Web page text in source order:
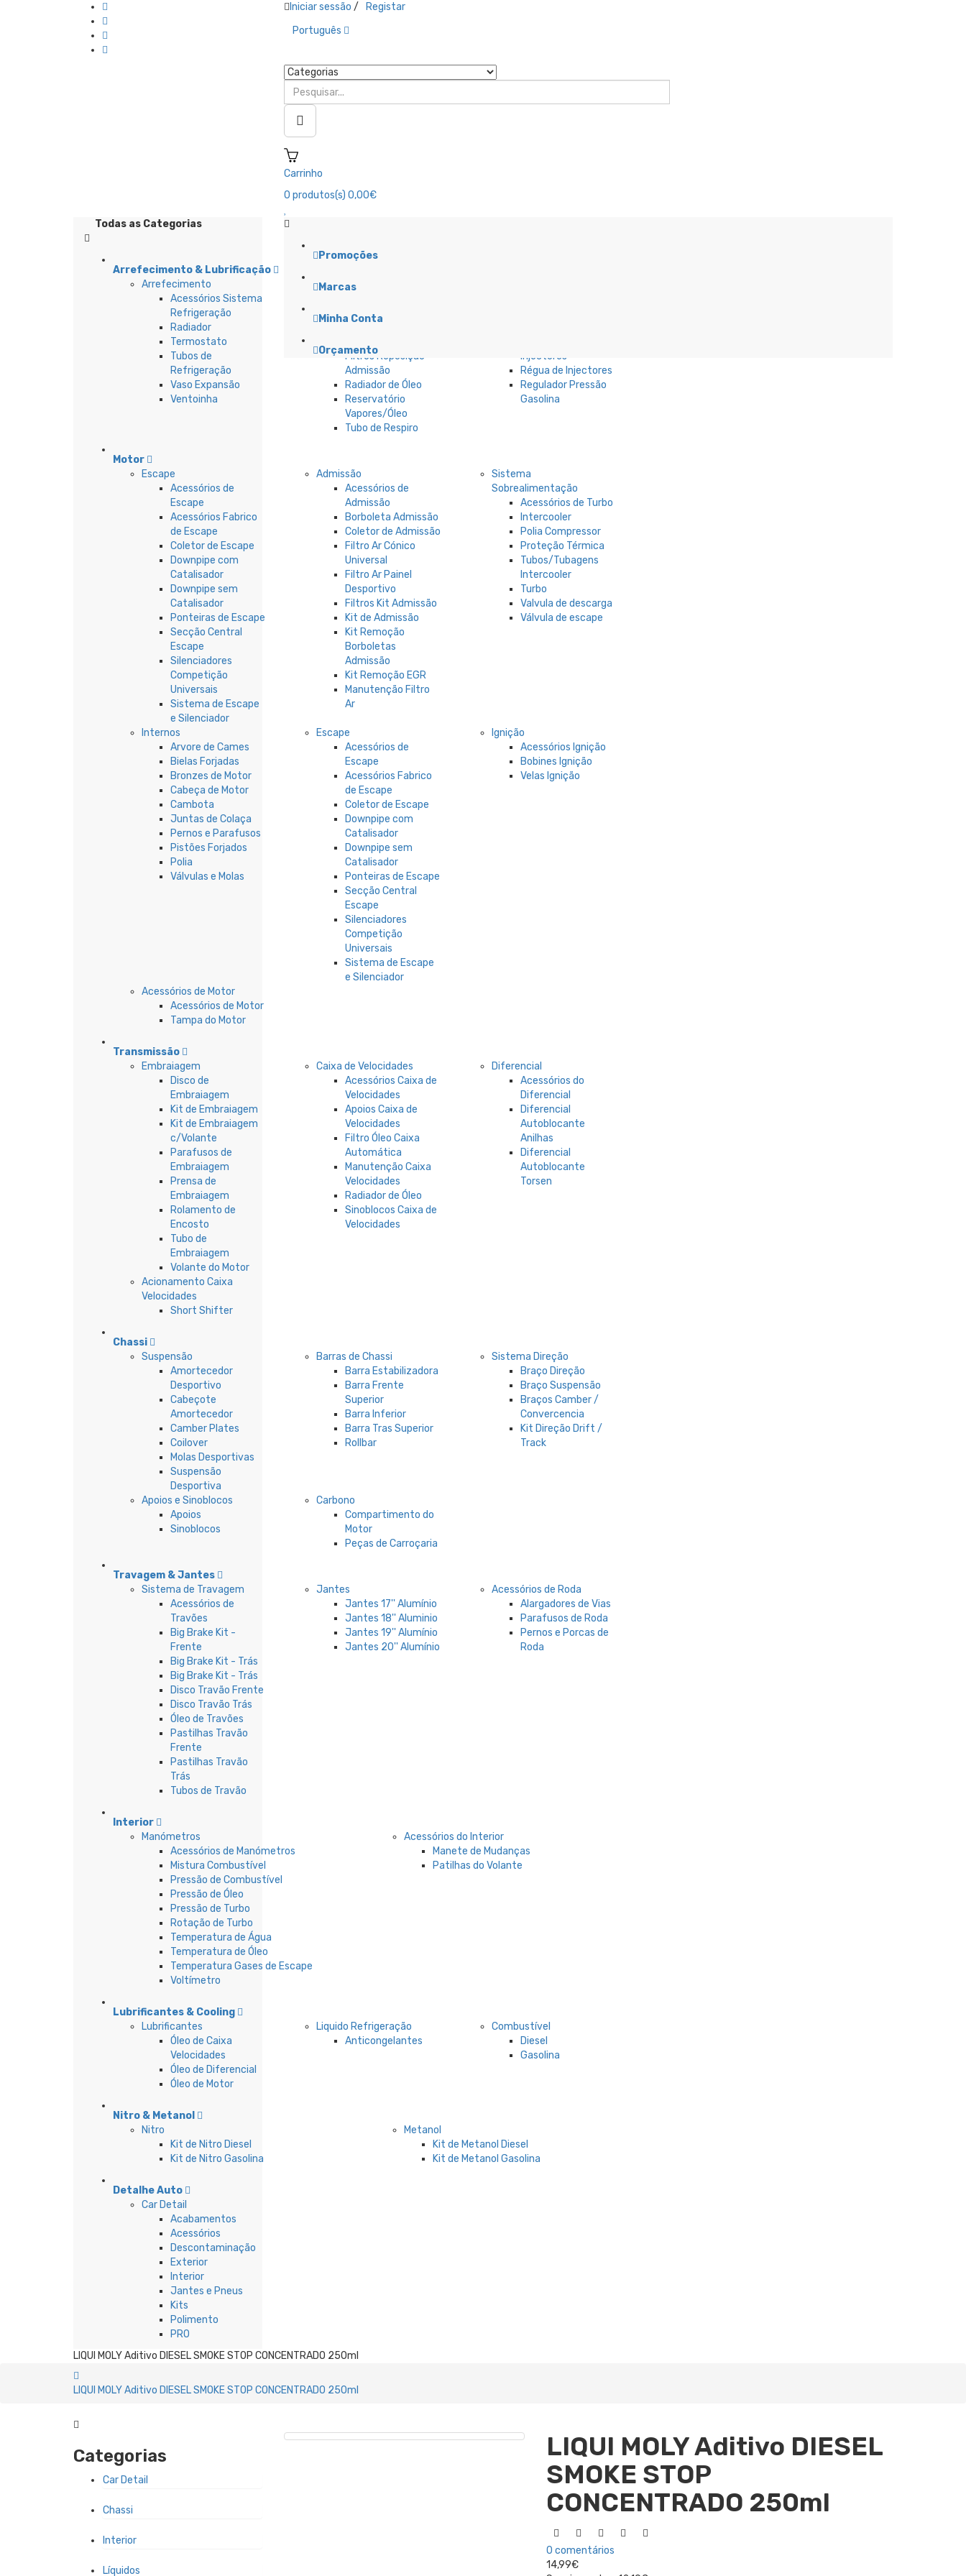
Iniciar sessão /
Registar
Português
Carrinho
0 produtos(s) 0,00€
Todas as Categorias
Arrefecimento & Lubrificação
Arrefecimento
Acessórios Sistema
Refrigeração
Radiador
Termostato
Tubos de
Refrigeração
Vaso Expansão
Ventoinha
Lubrificação
Óleo
Filtros Reposição
Admissão
Radiador de Óleo
Reservatório
Vapores/Óleo
Tubo de Respiro
Injectores
Régua de Injectores
Regulador Pressão
Gasolina
Motor
Escape
Acessórios de
Escape
Acessórios Fabrico
de Escape
Coletor de Escape
Downpipe com
Catalisador
Downpipe sem
Catalisador
Ponteiras de Escape
Secção Central
Escape
Silenciadores
Competição
Universais
Sistema de Escape
e Silenciador
Admissão
Acessórios de
Admissão
Borboleta Admissão
Coletor de Admissão
Filtro Ar Cónico
Universal
Filtro Ar Painel
Desportivo
Filtros Kit Admissão
Kit de Admissão
Kit Remoção
Borboletas
Admissão
Kit Remoção EGR
Manutenção Filtro
Ar
Sistema
Sobrealimentação
Acessórios de Turbo
Intercooler
Polia Compressor
Proteção Térmica
Tubos/Tubagens
Intercooler
Turbo
Valvula de descarga
Válvula de escape
Internos
Arvore de Cames
Bielas Forjadas
Bronzes de Motor
Cabeça de Motor
Cambota
Juntas de Colaça
Pernos e Parafusos
Pistões Forjados
Polia
Válvulas e Molas
Escape
Acessórios de
Escape
Acessórios Fabrico
de Escape
Coletor de Escape
Downpipe com
Catalisador
Downpipe sem
Catalisador
Ponteiras de Escape
Secção Central
Escape
Silenciadores
Competição
Universais
Sistema de Escape
e Silenciador
Ignição
Acessórios Ignição
Bobines Ignição
Velas Ignição
Acessórios de Motor
Acessórios de Motor
Tampa do Motor
Transmissão
Embraiagem
Disco de
Embraiagem
Kit de Embraiagem
Kit de Embraiagem
c/Volante
Parafusos de
Embraiagem
Prensa de
Embraiagem
Rolamento de
Encosto
Tubo de
Embraiagem
Volante do Motor
Caixa de Velocidades
Acessórios Caixa de
Velocidades
Apoios Caixa de
Velocidades
Filtro Óleo Caixa
Automática
Manutenção Caixa
Velocidades
Radiador de Óleo
Sinoblocos Caixa de
Velocidades
Diferencial
Acessórios do
Diferencial
Diferencial
Autoblocante
Anilhas
Diferencial
Autoblocante
Torsen
Acionamento Caixa
Velocidades
Short Shifter
Chassi
Suspensão
Amortecedor
Desportivo
Cabeçote
Amortecedor
Camber Plates
Coilover
Molas Desportivas
Suspensão
Desportiva
Barras de Chassi
Barra Estabilizadora
Barra Frente
Superior
Barra Inferior
Barra Tras Superior
Rollbar
Sistema Direção
Braço Direção
Braço Suspensão
Braços Camber /
Convercencia
Kit Direção Drift /
Track
Apoios e Sinoblocos
Apoios
Sinoblocos
Carbono
Compartimento do
Motor
Peças de Carroçaria
Travagem & Jantes
Sistema de Travagem
Acessórios de
Travões
Big Brake Kit -
Frente
Big Brake Kit - Trás
Big Brake Kit - Trás
Disco Travão Frente
Disco Travão Trás
Óleo de Travões
Pastilhas Travão
Frente
Pastilhas Travão
Trás
Tubos de Travão
Jantes
Jantes 17'' Alumínio
Jantes 18'' Aluminio
Jantes 19'' Alumínio
Jantes 20'' Alumínio
Acessórios de Roda
Alargadores de Vias
Parafusos de Roda
Pernos e Porcas de
Roda
Interior
Manómetros
Acessórios de Manómetros
Mistura Combustível
Pressão de Combustível
Pressão de Óleo
Pressão de Turbo
Rotação de Turbo
Temperatura de Água
Temperatura de Óleo
Temperatura Gases de Escape
Voltímetro
Acessórios do Interior
Manete de Mudanças
Patilhas do Volante
Lubrificantes & Cooling
Lubrificantes
Óleo de Caixa
Velocidades
Óleo de Diferencial
Óleo de Motor
Liquido Refrigeração
Anticongelantes
Combustível
Diesel
Gasolina
Nitro & Metanol
Nitro
Kit de Nitro Diesel
Kit de Nitro Gasolina
Metanol
Kit de Metanol Diesel
Kit de Metanol Gasolina
Detalhe Auto
Car Detail
Acabamentos
Acessórios
Descontaminação
Exterior
Interior
Jantes e Pneus
Kits
Polimento
PRO
Promoções
Marcas
Minha Conta
Orçamento
LIQUI MOLY Aditivo DIESEL SMOKE STOP CONCENTRADO 250ml
LIQUI MOLY Aditivo DIESEL SMOKE STOP CONCENTRADO 250ml
Categorias
Car Detail
Chassi
Interior
Líquidos
LIQUI MOLY Aditivo DIESEL
SMOKE STOP
CONCENTRADO 250ml
0 comentários
14,99€